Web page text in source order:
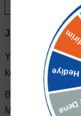
Jant
Yeni jant satın
kontrol edilmesi
Bijon aralığı (PCD)
Merkez göbek çapı